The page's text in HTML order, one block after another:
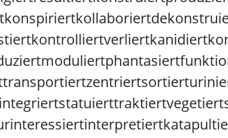
konspiriertkollaboriert
kontrolliertverliertkanidiert
moduliertphantasiert
integriertstatuierttraktiertvegetiert
interpretiert